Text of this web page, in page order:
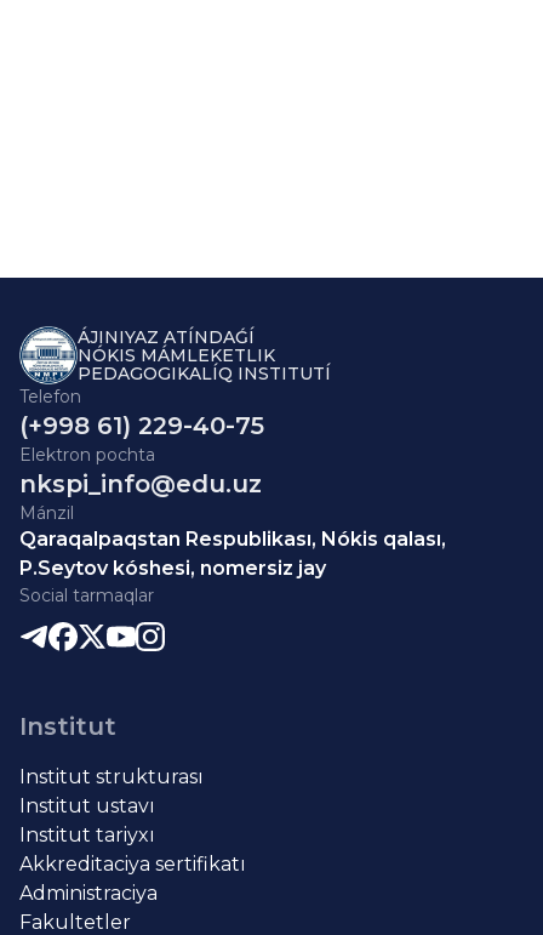
ÁJINIYAZ ATÍNDAǴÍ
NÓKIS MÁMLEKETLIK
PEDAGOGIKALÍQ INSTITUTÍ
Telefon
(+998 61) 229-40-75
Elektron pochta
nkspi_info@edu.uz
Mánzil
Qaraqalpaqstan Respublikası, Nókis qalası,
P.Seytov kóshesi, nomersiz jay
Social tarmaqlar
Institut
Institut strukturası
Institut ustavı
Institut tariyxı
Akkreditaciya sertifikatı
Administraciya
Fakultetler